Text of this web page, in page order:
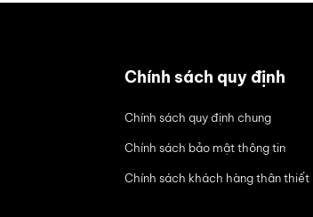
Chính sách quy định
Chính sách quy định chung
Chính sách bảo mật thông tin
Chính sách khách hàng thân thiết